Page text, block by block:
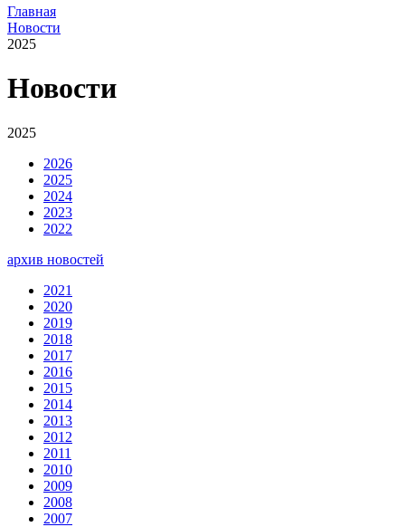
Главная
Новости
2025
Новости
2025
2026
2025
2024
2023
2022
архив новостей
2021
2020
2019
2018
2017
2016
2015
2014
2013
2012
2011
2010
2009
2008
2007